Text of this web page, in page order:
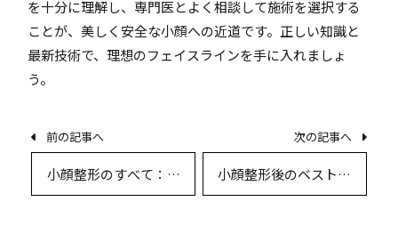
を十分に理解し、専門医とよく相談して施術を選択する
ことが、美しく安全な小顔への近道です。正しい知識と
最新技術で、理想のフェイスラインを手に入れましょ
う。
前の記事へ
小顔整形のすべて：施
術選びから回復まで徹
次の記事へ
小顔整形後のベストな
生活指導と術後ケア完